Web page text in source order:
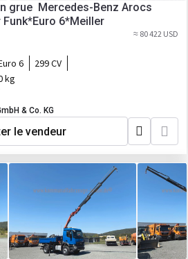
grue Mercedes-Benz Arocs
Funk*Euro 6*Meiller
≈ 80 422 USD
6
299 CV
kg
& Co. KG
le vendeur